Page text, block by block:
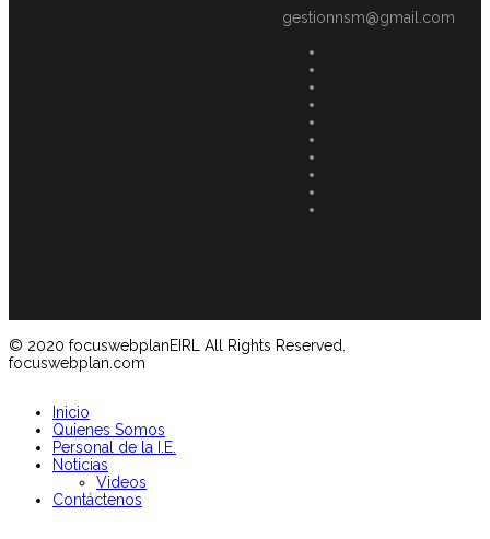
gestionnsm@gmail.com
© 2020 focuswebplanEIRL All Rights Reserved.
focuswebplan.com
Inicio
Quienes Somos
Personal de la I.E.
Noticias
Videos
Contáctenos